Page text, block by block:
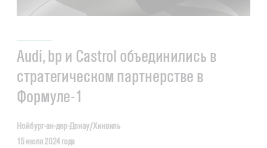
Audi, bp и Castrol объединились в
стратегическом партнерстве в
Формуле-1
Нойбург-ан-дер-Донау/Хинвиль
15 июля 2024 года